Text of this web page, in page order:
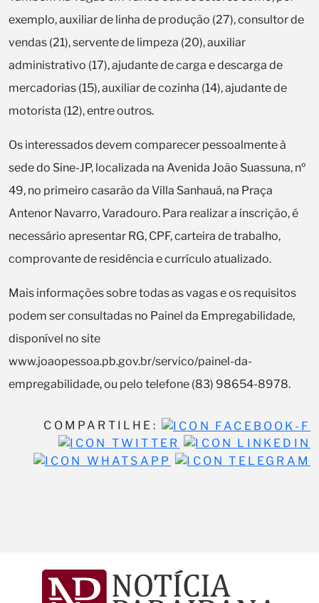
exemplo, auxiliar de linha de produção (27), consultor de
vendas (21), servente de limpeza (20), auxiliar
administrativo (17), ajudante de carga e descarga de
mercadorias (15), auxiliar de cozinha (14), ajudante de
motorista (12), entre outros.
Os interessados devem comparecer pessoalmente à
sede do Sine-JP, localizada na Avenida João Suassuna, nº
49, no primeiro casarão da Villa Sanhauá, na Praça
Antenor Navarro, Varadouro. Para realizar a inscrição, é
necessário apresentar RG, CPF, carteira de trabalho,
comprovante de residência e currículo atualizado.
Mais informações sobre todas as vagas e os requisitos
podem ser consultadas no Painel da Empregabilidade,
disponível no site
www.joaopessoa.pb.gov.br/servico/painel-da-
empregabilidade, ou pelo telefone (83) 98654-8978.
COMPARTILHE: